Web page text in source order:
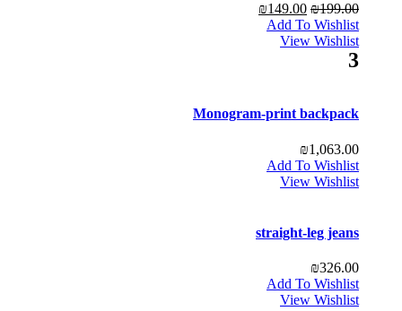
₪199.00
₪149.00
Add To Wishlist
View Wishlist
3
Monogram-print backpack
₪1,063.00
Add To Wishlist
View Wishlist
straight-leg jeans
₪326.00
Add To Wishlist
View Wishlist